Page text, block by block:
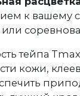
к вашему
тейпа
кожи,